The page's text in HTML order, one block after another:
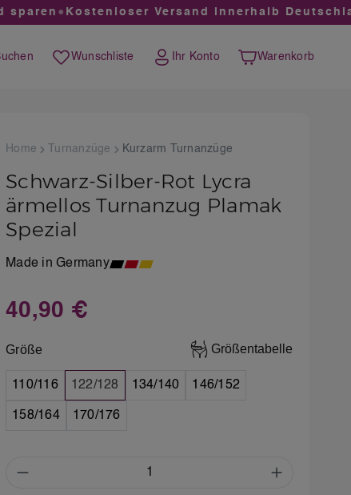
●Kostenloser Versand innerhalb
Wunschliste
Du hast 0 Produkte auf dem Merkzettel
Ihr Konto Warenkorb
Warenkorb enthält
Home Turnanzüge Kurzarm Turnanzüge
Schwarz-Silber-Rot Lycra
ärmellos Turnanzug Plamak
Spezial
Made in Germany
Regulärer Preis:
40,90 €
Größe Größentabelle
110/116 122/128 134/140 146/152
158/164 170/176
Produkt Anzahl: Gib den